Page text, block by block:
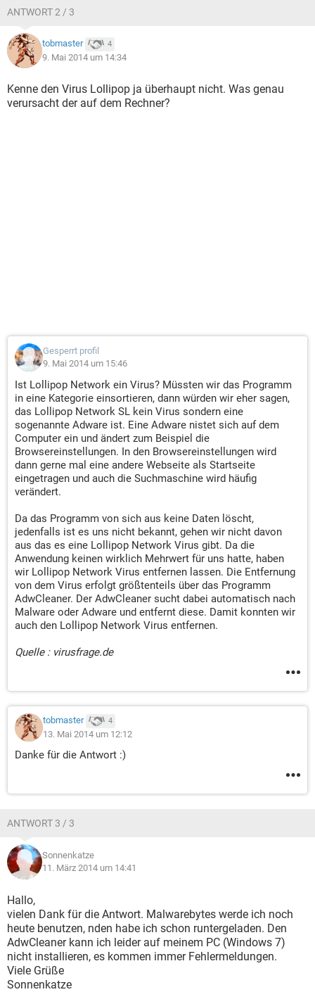
ANTWORT 2 / 3
tobmaster 4
9. Mai 2014 um 14:34
Kenne den Virus Lollipop ja überhaupt nicht. Was genau
verursacht der auf dem Rechner?
Gesperrt profil
9. Mai 2014 um 15:46
Ist Lollipop Network ein Virus? Müssten wir das Programm
in eine Kategorie einsortieren, dann würden wir eher sagen,
das Lollipop Network SL kein Virus sondern eine
sogenannte Adware ist. Eine Adware nistet sich auf dem
Computer ein und ändert zum Beispiel die
Browsereinstellungen. In den Browsereinstellungen wird
dann gerne mal eine andere Webseite als Startseite
eingetragen und auch die Suchmaschine wird häufig
verändert.
Da das Programm von sich aus keine Daten löscht,
jedenfalls ist es uns nicht bekannt, gehen wir nicht davon
aus das es eine Lollipop Network Virus gibt. Da die
Anwendung keinen wirklich Mehrwert für uns hatte, haben
wir Lollipop Network Virus entfernen lassen. Die Entfernung
von dem Virus erfolgt größtenteils über das Programm
AdwCleaner. Der AdwCleaner sucht dabei automatisch nach
Malware oder Adware und entfernt diese. Damit konnten wir
auch den Lollipop Network Virus entfernen.
Quelle : virusfrage.de
tobmaster 4
13. Mai 2014 um 12:12
Danke für die Antwort :)
ANTWORT 3 / 3
Sonnenkatze
11. März 2014 um 14:41
Hallo,
vielen Dank für die Antwort. Malwarebytes werde ich noch
heute benutzen, nden habe ich schon runtergeladen. Den
AdwCleaner kann ich leider auf meinem PC (Windows 7)
nicht installieren, es kommen immer Fehlermeldungen.
Viele Grüße
Sonnenkatze